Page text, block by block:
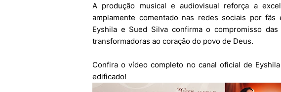
A produção musical e audiovisual reforça a
amplamente comentado nas redes sociais por
Eyshila e Sued Silva confirma o compromisso
transformadoras ao coração do povo de Deus.
Confira o vídeo completo no canal oficial de
edificado!